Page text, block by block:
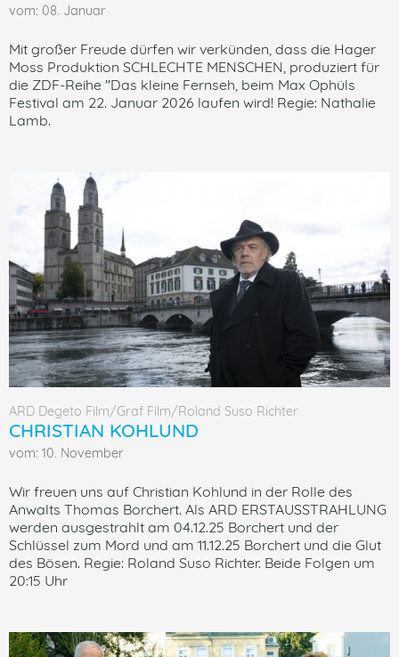
vom: 08. Januar
Mit großer Freude dürfen wir verkünden, dass die Hager
Moss Produktion SCHLECHTE MENSCHEN, produziert für
die ZDF-Reihe "Das kleine Fernseh, beim Max Ophüls
Festival am 22. Januar 2026 laufen wird! Regie: Nathalie
Lamb.
ARD Degeto Film/Graf Film/Roland Suso Richter
CHRISTIAN KOHLUND
vom: 10. November
Wir freuen uns auf Christian Kohlund in der Rolle des
Anwalts Thomas Borchert. Als ARD ERSTAUSSTRAHLUNG
werden ausgestrahlt am 04.12.25 Borchert und der
Schlüssel zum Mord und am 11.12.25 Borchert und die Glut
des Bösen. Regie: Roland Suso Richter. Beide Folgen um
20:15 Uhr